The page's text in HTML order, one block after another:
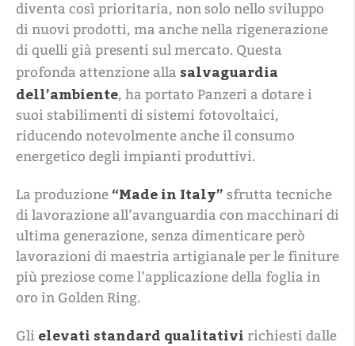
diventa così prioritaria, non solo nello sviluppo
di nuovi prodotti, ma anche nella rigenerazione
di quelli già presenti sul mercato. Questa
profonda attenzione alla salvaguardia
dell’ambiente, ha portato Panzeri a dotare i
suoi stabilimenti di sistemi fotovoltaici,
riducendo notevolmente anche il consumo
energetico degli impianti produttivi.
La produzione “Made in Italy” sfrutta tecniche
di lavorazione all’avanguardia con macchinari di
ultima generazione, senza dimenticare però
lavorazioni di maestria artigianale per le finiture
più preziose come l’applicazione della foglia in
oro in Golden Ring.
Gli elevati standard qualitativi richiesti dalle